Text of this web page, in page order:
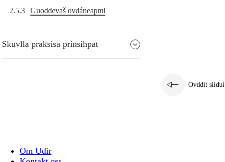
2.5.3 Guoddevaš ovdáneapmi
Skuvlla praksisa prinsihpat
Ovddit siidui
Om Udir